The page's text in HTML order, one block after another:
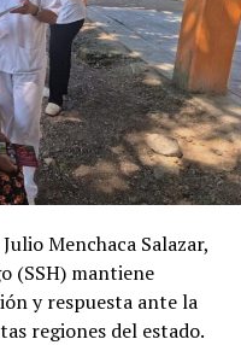
Menchaca Salazar,
(SSH) mantiene
y respuesta ante la
regiones del estado.